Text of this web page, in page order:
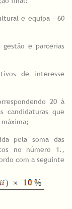
e equipa - 60
e parcerias
de interesse
20 à
candidaturas que
pela soma das
no número 1.,
com a seguinte